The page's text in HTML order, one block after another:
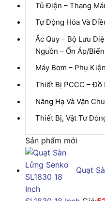
Tủ Điện – Thang
Tự Động Hóa Và
Ắc Quy – Bộ Lưu
Nguồn – Ổn Áp/
Máy Bơm – Phụ
Thiết Bị PCCC – Đồ
Nâng Hạ Và Vận
Thiết Bị, Vật Tư
Sản phẩm mới
Quạt